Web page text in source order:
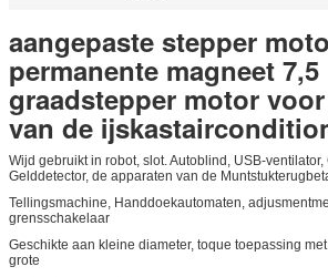
aangepaste stepper
permanente magneet 7,5
graadstepper motor
van de
Wijd gebruikt in robot, slot. Autoblind, USB-ventilator,
Gelddetector, de apparaten van de
Tellingsmachine, Handdoekautomaten,
grensschakelaar
Geschikte aan kleine diameter, toque toepassing
grote